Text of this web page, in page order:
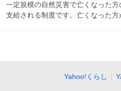
一定規模の自然災害で亡くなった
支給される制度です。亡くなった
Yahoo!くらし